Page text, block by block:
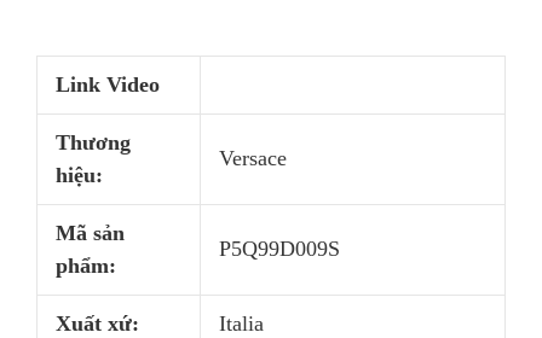
Link Video
Thương
hiệu:
Versace
Mã sản
phẩm:
P5Q99D009S
Xuất xứ: Italia